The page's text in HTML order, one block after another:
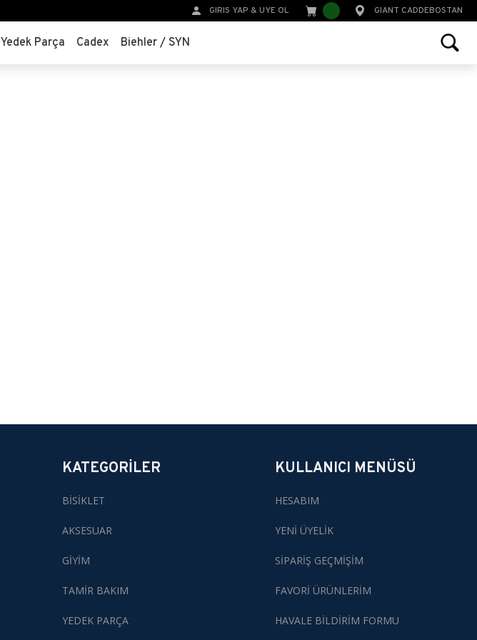
GIRIS YAP & UYE OL GIANT CADDEBOSTAN
Yedek Parça Cadex Biehler / SYN
KATEGORİLER
BİSİKLET
AKSESUAR
GİYİM
TAMİR BAKIM
YEDEK PARÇA
KULLANICI MENÜSÜ
HESABIM
YENİ ÜYELİK
SİPARİŞ GEÇMİŞİM
FAVORİ ÜRÜNLERİM
HAVALE BİLDİRİM FORMU